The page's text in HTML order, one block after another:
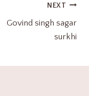
NEXT
Govind singh sagar
surkhi